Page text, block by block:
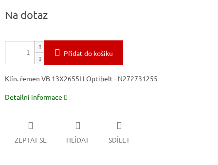
cena:
Na dotaz
Přidat do košíku
Klín. řemen VB 13X2655LI Optibelt - N272731255
Detailní informace
ZEPTAT SE HLÍDAT SDÍLET